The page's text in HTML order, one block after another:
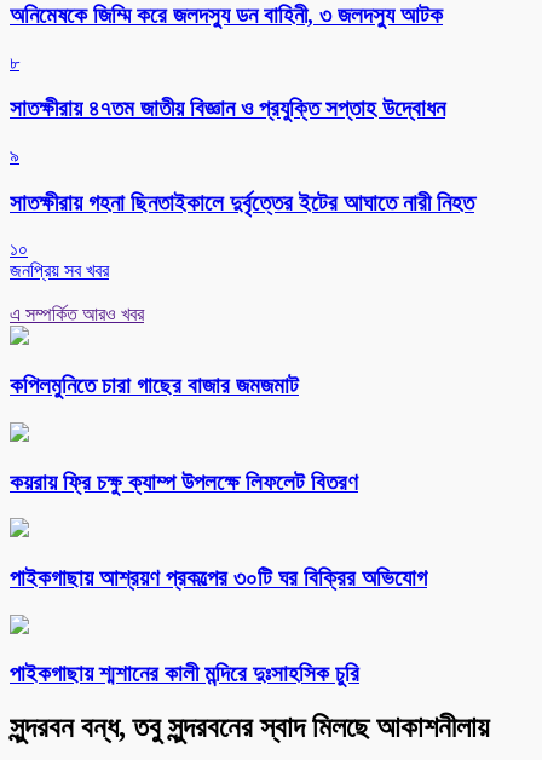
অনিমেষকে জিম্মি করে জলদস্যু ডন বাহিনী, ৩ জলদস্যু আটক
৮
সাতক্ষীরায় ৪৭তম জাতীয় বিজ্ঞান ও প্রযুক্তি সপ্তাহ উদ্বোধন
৯
সাতক্ষীরায় গহনা ছিনতাইকালে দুর্বৃত্তের ইটের আঘাতে নারী নিহত
১০
জনপ্রিয় সব খবর
এ সম্পর্কিত আরও খবর
কপিলমুনিতে চারা গাছের বাজার জমজমাট
কয়রায় ফ্রি চক্ষু ক্যাম্প উপলক্ষে লিফলেট বিতরণ
পাইকগাছায় আশ্রয়ণ প্রকল্পের ৩০টি ঘর বিক্রির অভিযোগ
পাইকগাছায় শ্মশানের কালী মন্দিরে দুঃসাহসিক চুরি
সুন্দরবন বন্ধ, তবু সুন্দরবনের স্বাদ মিলছে আকাশনীলায়